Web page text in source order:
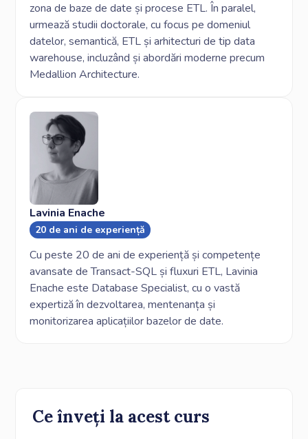
zona de baze de date și procese ETL. În paralel,
urmează studii doctorale, cu focus pe domeniul
datelor, semantică, ETL și arhitecturi de tip data
warehouse, incluzând și abordări moderne precum
Medallion Architecture.
Lavinia Enache
20 de ani de experiență
Cu peste 20 de ani de experiență și competențe
avansate de Transact-SQL și fluxuri ETL, Lavinia
Enache este Database Specialist, cu o vastă
expertiză în dezvoltarea, mentenanța și
monitorizarea aplicațiilor bazelor de date.
Ce înveți la acest curs